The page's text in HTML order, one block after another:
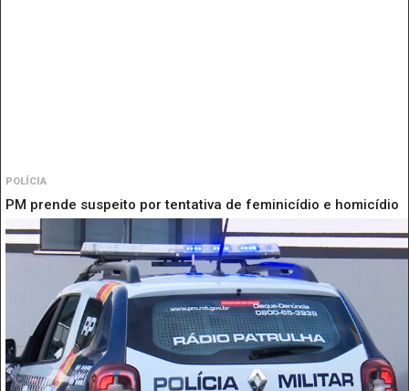
POLÍCIA
PM prende suspeito por tentativa de feminicídio e homicídio